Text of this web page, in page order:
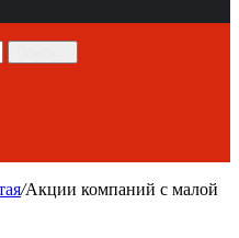
/Акции компаний с малой